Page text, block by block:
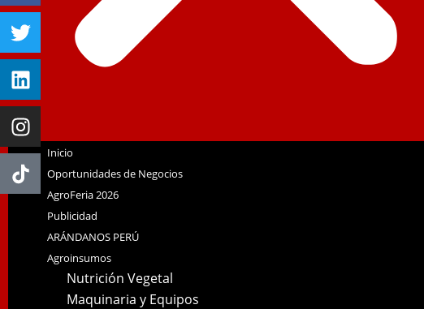
Inicio
Oportunidades de Negocios
AgroFeria 2026
Publicidad
ARÁNDANOS PERÚ
Agroinsumos
Nutrición Vegetal
Maquinaria y Equipos